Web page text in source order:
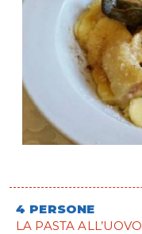
4 PERSONE
LA PASTA ALL’UOVO